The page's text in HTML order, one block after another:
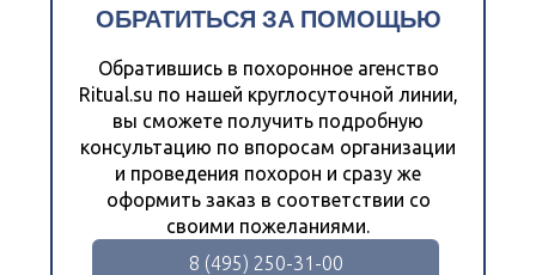
ОБРАТИТЬСЯ ЗА ПОМОЩЬЮ
Обратившись в похоронное агенство
Ritual.su по нашей круглосуточной линии,
вы сможете получить подробную
консультацию по впоросам организации
и проведения похорон и сразу же
оформить заказ в соответствии со
своими пожеланиями.
8 (495) 250-31-00